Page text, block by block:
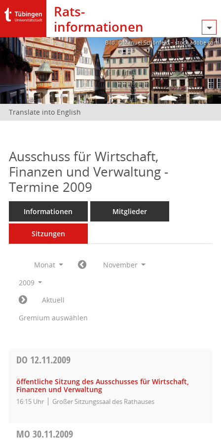
Rats­
informationen
Bild: @Manuel Schönfeld – stock.adobe.com
Translate into English
Ausschuss für Wirtschaft,
Finanzen und Verwaltung -
Termine 2009
Informationen Mitglieder
Sitzungen
Monat
November
2009
Aktuell
Gremium auswählen
DO 12.11.2009
öffentliche Sitzung des Ausschusses für Wirtschaft,
Finanzen und Verwaltung
16:15 Uhr Großer Sitzungssaal des Rathauses
MO 30.11.2009